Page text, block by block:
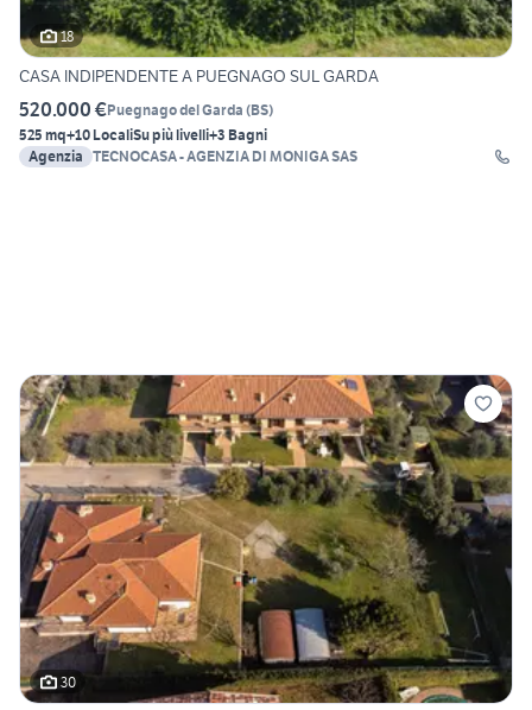
18
CASA INDIPENDENTE A PUEGNAGO SUL GARDA
520.000 €Puegnago del Garda (BS)
525 mq+10 LocaliSu più livelli+3 Bagni
Agenzia TECNOCASA - AGENZIA DI MONIGA SAS
30